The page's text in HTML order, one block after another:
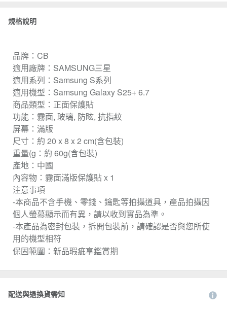
規格說明
品牌：CB
適用廠牌：SAMSUNG三星
適用系列：Samsung S系列
適用機型：Samsung Galaxy S25+ 6.7
商品類型：正面保護貼
功能：霧面, 玻璃, 防眩, 抗指紋
屏幕：滿版
尺寸：約 20 x 8 x 2 cm(含包裝)
重量(g：約 60g(含包裝)
產地：中國
內容物：霧面滿版保護貼 x 1
注意事項
-本商品不含手機、零錢、鑰匙等拍攝道具，產品拍攝因
個人螢幕顯示而有異，請以收到實品為準。
-本產品為密封包裝，拆開包裝前，請確認是否與您所使
用的機型相符
保固範圍：新品瑕疵享鑑賞期
配送與退換貨需知